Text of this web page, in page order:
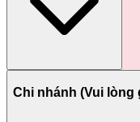
Chi nhánh (Vui